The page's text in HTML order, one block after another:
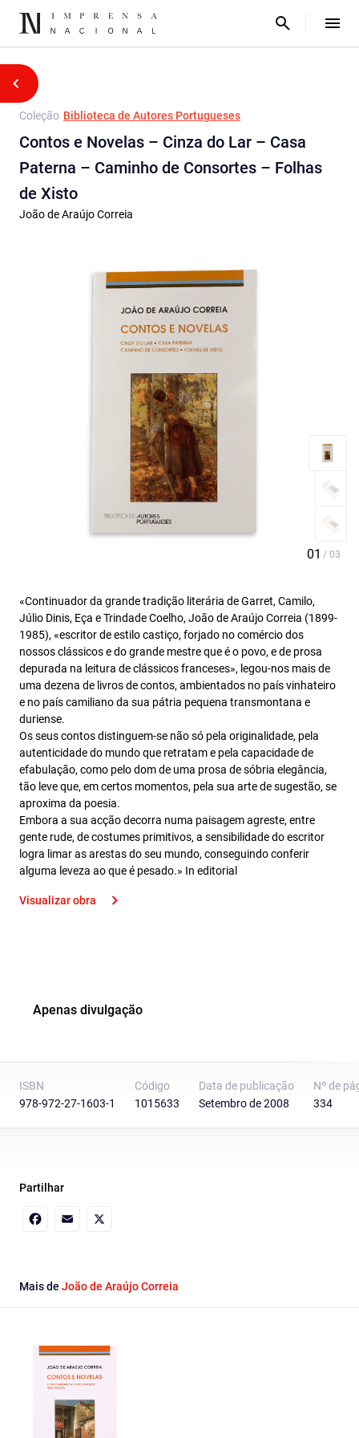
Coleção Biblioteca de Autores Portugueses
Contos e Novelas – Cinza do Lar – Casa
Paterna – Caminho de Consortes – Folhas
de Xisto
João de Araújo Correia
«Continuador da grande tradição literária de Garret, Camilo,
Júlio Dinis, Eça e Trindade Coelho, João de Araújo Correia (1899-
1985), «escritor de estilo castiço, forjado no comércio dos
nossos clássicos e do grande mestre que é o povo, e de prosa
depurada na leitura de clássicos franceses», legou-nos mais de
uma dezena de livros de contos, ambientados no país vinhateiro
e no país camiliano da sua pátria pequena transmontana e
duriense.
Os seus contos distinguem-se não só pela originalidade, pela
autenticidade do mundo que retratam e pela capacidade de
efabulação, como pelo dom de uma prosa de sóbria elegância,
tão leve que, em certos momentos, pela sua arte de sugestão, se
aproxima da poesia.
Embora a sua acção decorra numa paisagem agreste, entre
gente rude, de costumes primitivos, a sensibilidade do escritor
logra limar as arestas do seu mundo, conseguindo conferir
alguma leveza ao que é pesado.» In editorial
Visualizar obra
Apenas divulgação
ISBN
978-972-27-1603-1
Código
1015633
Data de publicação
Setembro de 2008
Nº de
334
Partilhar
Mais de João de Araújo Correia